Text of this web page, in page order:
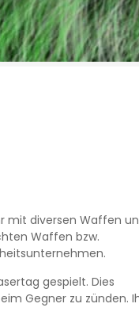
mit diversen Waffen
Waffen bzw.
gespielt. Dies
Gegner zu zünden.